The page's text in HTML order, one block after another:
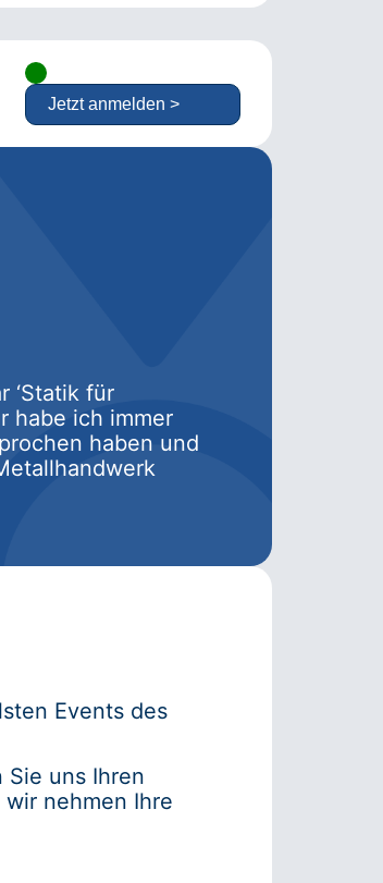
Jetzt anmelden >
‘Statik für
habe ich immer
haben und
Events des
Sie uns Ihren
nehmen Ihre